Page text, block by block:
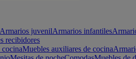
Armarios juvenilArmarios infantiles
recibidores
cocinaMuebles auxiliares de cocina